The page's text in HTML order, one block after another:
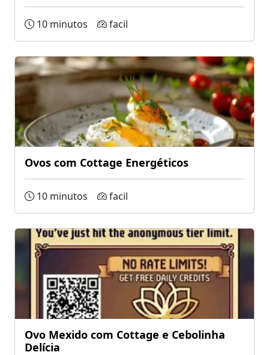
10 minutos facil
Ovos com Cottage Energéticos
10 minutos facil
Ovo Mexido com Cottage e Cebolinha
Delícia